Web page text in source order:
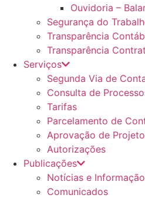
Ouvidoria –
Segurança do
Transparência
Transparência
Serviços
Segunda Via de
Consulta de
Tarifas
Parcelamento de
Aprovação de
Autorizações
Publicações
Notícias e Informação
Comunicados